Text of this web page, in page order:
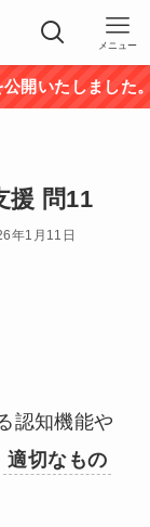
メニュー
たしました。途
援 問11
年1月11日
認知機能や
適切なもの